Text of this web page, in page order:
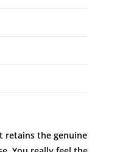
retains the genuine